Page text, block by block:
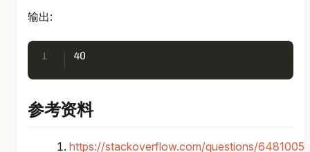
输出:
1 40
参考资料
https://stackoverflow.com/questions/